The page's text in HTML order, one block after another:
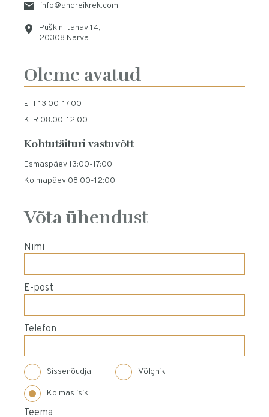
info@andreikrek.com
Puškini tänav 14,
20308 Narva
Oleme avatud
E-T 13:00-17:00
K-R 08:00-12:00
Kohtutäituri vastuvõtt
Esmaspäev 13:00-17:00
Kolmapäev 08:00-12:00
Võta ühendust
Nimi
E-post
Telefon
Sissenõudja Võlgnik
Kolmas isik
Teema